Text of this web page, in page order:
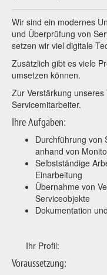
Wir sind ein modernes
und Überprüfung von
setzen wir viel digitale
Zusätzlich gibt es viele
umsetzen können.
Zur Verstärkung
Servicemitarbeiter.
Ihre Aufgaben:
Durchführung von
anhand von
Selbstständige
Einarbeitung
Übernahme von
Serviceobjekte
Dokumentation
Ihr Profil:
Voraussetzung: